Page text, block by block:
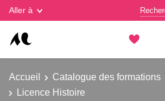
Aller à
Accueil Catalogue des formations
Licence Histoire
Gestion des cookies